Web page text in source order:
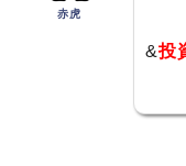
赤虎
&投